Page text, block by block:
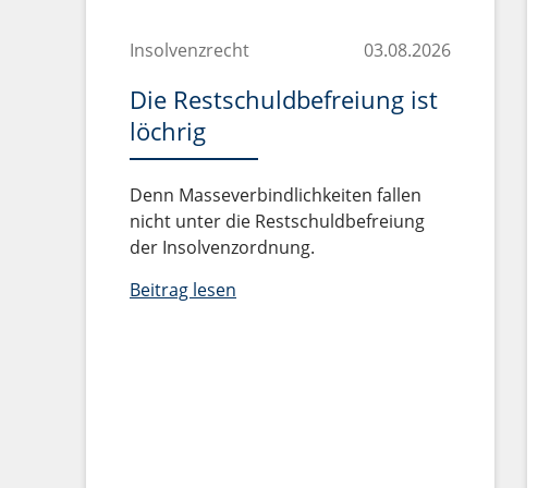
Insolvenzrecht 03.08.2026
Die Restschuldbefreiung ist
löchrig
Denn Masseverbindlichkeiten fallen
nicht unter die Restschuldbefreiung
der Insolvenzordnung.
Beitrag lesen